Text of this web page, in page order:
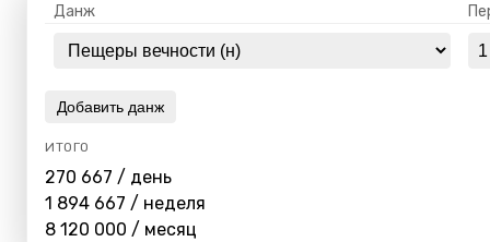
Данж
Добавить данж
ИТОГО
270 667 / день
1 894 667 / неделя
8 120 000 / месяц